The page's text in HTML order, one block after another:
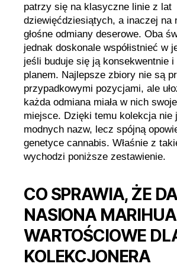
patrzy się na klasyczne linie z lat
dziewięćdziesiątych, a inaczej na
głośne odmiany deserowe. Oba
jednak doskonale współistnieć w
jeśli buduje się ją konsekwentnie
planem. Najlepsze zbiory nie są
przypadkowymi pozycjami, ale
każda odmiana miała w nich
miejsce. Dzięki temu kolekcja nie
modnych nazw, lecz spójną
genetyce cannabis. Właśnie z
wychodzi poniższe zestawienie.
CO SPRAWIA, ŻE
NASIONA
WARTOŚCIOWE
KOLEKCJONERA